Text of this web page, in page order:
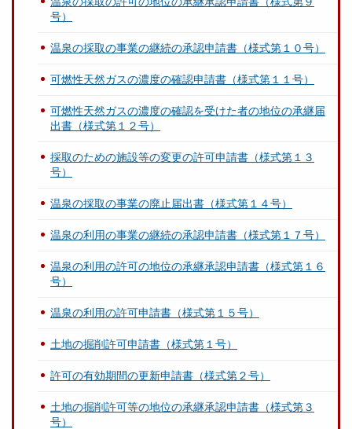
号）
温泉の採取の事業の継続の承認申請書（様式第１０号）
可燃性天然ガスの濃度の確認申請書（様式第１１号）
可燃性天然ガスの濃度の確認を受けた者の地位の承継届
出書（様式第１２号）
採取のための施設等の変更の許可申請書（様式第１３
号）
温泉の採取の事業の廃止届出書（様式第１４号）
温泉の利用の事業の継続の承認申請書（様式第１７号）
温泉の利用の許可の地位の承継承認申請書（様式第１６
号）
温泉の利用の許可申請書（様式第１５号）
土地の掘削許可申請書（様式第１号）
許可の有効期間の更新申請書（様式第２号）
土地の掘削許可等の地位の承継承認申請書（様式第３
号）